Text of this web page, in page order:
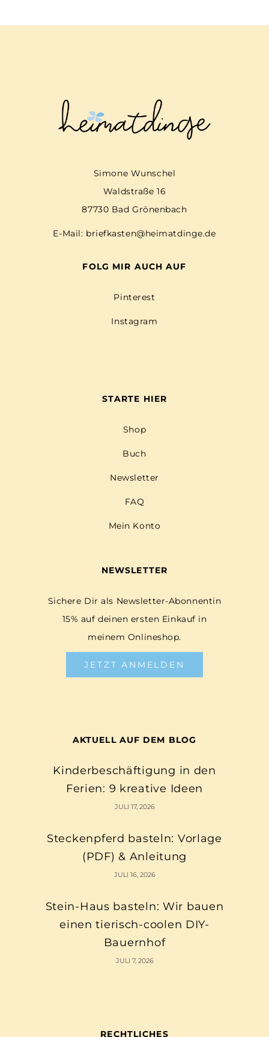
Simone Wunschel
Waldstraße 16
87730 Bad Grönenbach
E-Mail: briefkasten@heimatdinge.de
FOLG MIR AUCH AUF
Pinterest
Instagram
STARTE HIER
Shop
Buch
Newsletter
FAQ
Mein Konto
NEWSLETTER
Sichere Dir als Newsletter-Abonnentin
15% auf deinen ersten Einkauf in
meinem Onlineshop.
JETZT ANMELDEN
AKTUELL AUF DEM BLOG
Kinderbeschäftigung in den
Ferien: 9 kreative Ideen
JULI 17, 2026
Steckenpferd basteln: Vorlage
(PDF) & Anleitung
JULI 16, 2026
Stein-Haus basteln: Wir bauen
einen tierisch-coolen DIY-
Bauernhof
JULI 7, 2026
RECHTLICHES